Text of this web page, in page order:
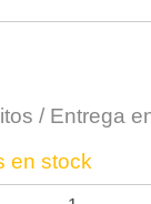
/ Entrega
en stock